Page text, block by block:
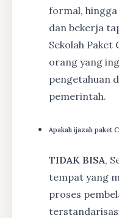
formal, hingga
dan bekerja
Sekolah Paket
orang yang
pengetahuan
pemerintah.
Apakah ijazah paket
TIDAK BISA,
tempat yang
proses